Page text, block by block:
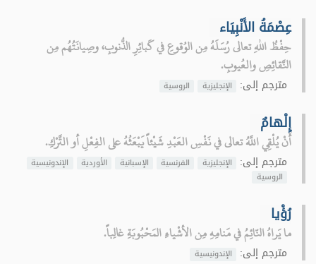
عِصْمَةُ الأَنْبِيَاء
حِفْظُ اللهِ تعالى رُسَلَهُ مِن الوُقوعِ في كَبائِرِ الذُّنوبِ، وصِيانَتُهُم مِن
النَّقائِصِ والعُيوبِ.
مترجم إلى: الإنجليزية الروسية
إِلْهامٌ
أَنْ يُلْقِي اللَّهُ تعالى في نَفْسِ العَبْدِ شَيْئاً يَبْعَثُهُ على الفِعْلِ أو التَّرْكِ.
مترجم إلى: الإنجليزية الفرنسية الإسبانية الأوردية
الإندونيسية
الروسية
رُؤْيا
ما يَراهُ النّائِمُ في مَنامِهِ مِن الأشْياءِ المَحْبُوبَةِ غالِباً.
مترجم إلى: الإندونيسية